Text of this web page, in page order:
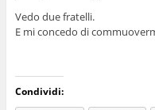
Vedo due fratelli.
E mi concedo di
Condividi: